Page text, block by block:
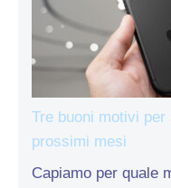
Tre buoni motivi per
prossimi mesi
Capiamo per quale